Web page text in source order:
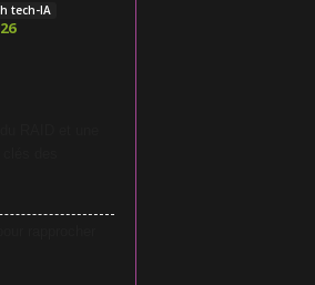
tech-IA